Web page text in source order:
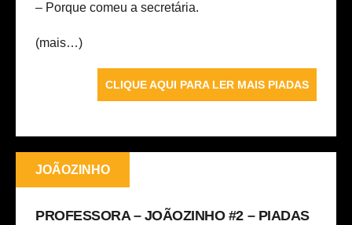
– Porque comeu a secretária.
(mais…)
CLIQUE AQUI PARA LER MAIS PIADAS
JOÃOZINHO
PROFESSORA – JOÃOZINHO #2 – PIADAS